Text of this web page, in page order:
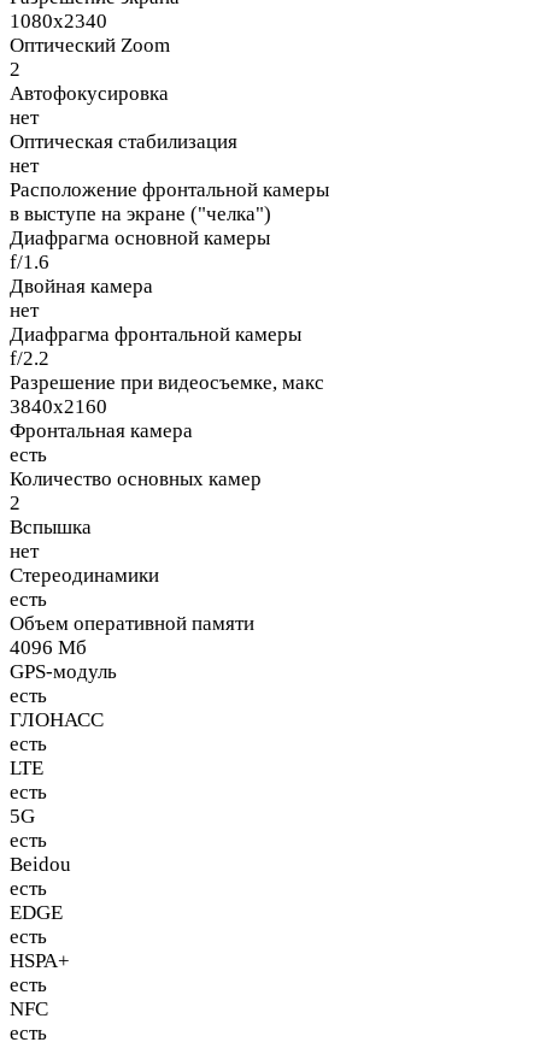
1080x2340
Оптический Zoom
2
Автофокусировка
нет
Оптическая стабилизация
нет
Расположение фронтальной камеры
в выступе на экране ("челка")
Диафрагма основной камеры
f/1.6
Двойная камера
нет
Диафрагма фронтальной камеры
f/2.2
Разрешение при видеосъемке, макс
3840x2160
Фронтальная камера
есть
Количество основных камер
2
Вспышка
нет
Стереодинамики
есть
Объем оперативной памяти
4096 Мб
GPS-модуль
есть
ГЛОНАСС
есть
LTE
есть
5G
есть
Beidou
есть
EDGE
есть
HSPA+
есть
NFC
есть